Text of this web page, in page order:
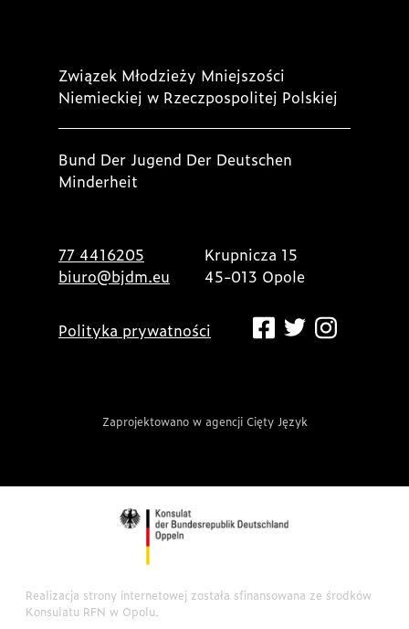
Związek Młodzieży Mniejszości
Niemieckiej w Rzeczpospolitej Polskiej
Bund Der Jugend Der Deutschen
Minderheit
77 4416205
biuro@bjdm.eu
Krupnicza 15
45-013 Opole
Polityka prywatności
Zaprojektowano w agencji Cięty Język
Realizacja strony internetowej została sfinansowana ze środków
Konsulatu RFN w Opolu.